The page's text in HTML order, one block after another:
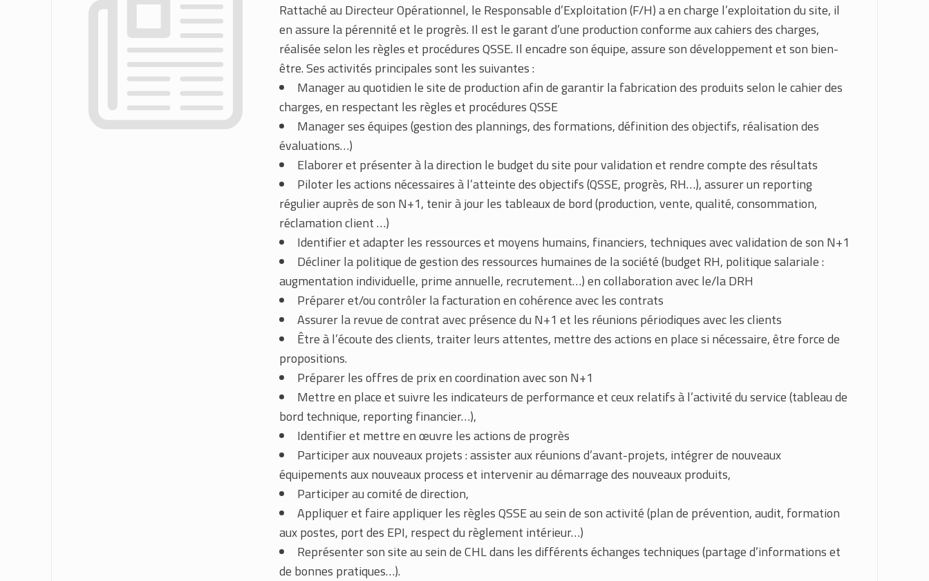
Rattaché au Directeur Opérationnel, le Responsable d’Exploitation (F/H) a en charge l’exploitation du site, il
en assure la pérennité et le progrès. Il est le garant d’une production conforme aux cahiers des charges,
réalisée selon les règles et procédures QSSE. Il encadre son équipe, assure son développement et son bien-
être. Ses activités principales sont les suivantes :
Manager au quotidien le site de production afin de garantir la fabrication des produits selon le cahier des
charges, en respectant les règles et procédures QSSE
Manager ses équipes (gestion des plannings, des formations, définition des objectifs, réalisation des
évaluations…)
Elaborer et présenter à la direction le budget du site pour validation et rendre compte des résultats
Piloter les actions nécessaires à l’atteinte des objectifs (QSSE, progrès, RH…), assurer un reporting
régulier auprès de son N+1, tenir à jour les tableaux de bord (production, vente, qualité, consommation,
réclamation client …)
Identifier et adapter les ressources et moyens humains, financiers, techniques avec validation de son N+1
Décliner la politique de gestion des ressources humaines de la société (budget RH, politique salariale :
augmentation individuelle, prime annuelle, recrutement…) en collaboration avec le/la DRH
Préparer et/ou contrôler la facturation en cohérence avec les contrats
Assurer la revue de contrat avec présence du N+1 et les réunions périodiques avec les clients
Être à l’écoute des clients, traiter leurs attentes, mettre des actions en place si nécessaire, être force de
propositions.
Préparer les offres de prix en coordination avec son N+1
Mettre en place et suivre les indicateurs de performance et ceux relatifs à l’activité du service (tableau de
bord technique, reporting financier…),
Identifier et mettre en œuvre les actions de progrès
Participer aux nouveaux projets : assister aux réunions d’avant-projets, intégrer de nouveaux
équipements aux nouveaux process et intervenir au démarrage des nouveaux produits,
Participer au comité de direction,
Appliquer et faire appliquer les règles QSSE au sein de son activité (plan de prévention, audit, formation
aux postes, port des EPI, respect du règlement intérieur…)
Représenter son site au sein de CHL dans les différents échanges techniques (partage d’informations et
de bonnes pratiques…).